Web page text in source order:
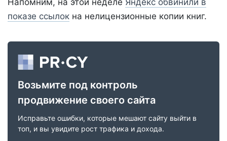
Напомним, на этой неделе Яндекс обвинили в
показе ссылок на нелицензионные копии книг.
Возьмите под контроль
продвижение своего сайта
Исправьте ошибки, которые мешают сайту выйти в
топ, и вы увидите рост трафика и дохода.